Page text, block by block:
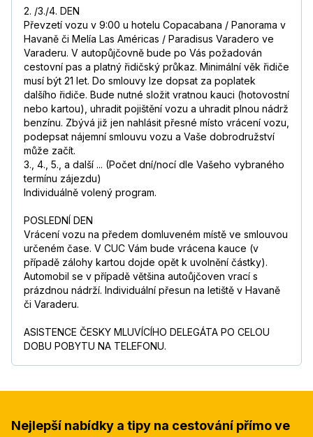
2. /3./4. DEN
Převzetí vozu v 9:00 u hotelu Copacabana / Panorama v
Havaně či Melía Las Américas / Paradisus Varadero ve
Varaderu. V autopůjčovně bude po Vás požadován
cestovní pas a platný řidičský průkaz. Minimální věk řidiče
musí být 21 let. Do smlouvy lze dopsat za poplatek
dalšího řidiče. Bude nutné složit vratnou kauci (hotovostní
nebo kartou), uhradit pojištění vozu a uhradit plnou nádrž
benzínu. Zbývá již jen nahlásit přesné místo vrácení vozu,
podepsat nájemní smlouvu vozu a Vaše dobrodružství
může začít.
3., 4., 5., a další ... (Počet dní/nocí dle Vašeho vybraného
termínu zájezdu)
Individuálně volený program.
POSLEDNÍ DEN
Vrácení vozu na předem domluveném místě ve smlouvou
určeném čase. V CUC Vám bude vrácena kauce (v
případě zálohy kartou dojde opět k uvolnění částky).
Automobil se v případě většina autoůjčoven vrací s
prázdnou nádrží. Individuální přesun na letiště v Havaně
či Varaderu.
ASISTENCE ČESKY MLUVÍCÍHO DELEGÁTA PO CELOU
DOBU POBYTU NA TELEFONU.
Nejlepší nabídky a tipy na cestování přímo ve